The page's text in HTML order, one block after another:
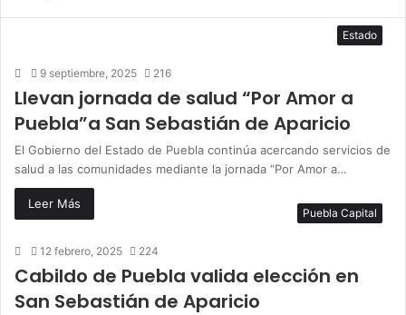
Estado
9 septiembre, 2025 216
Llevan jornada de salud “Por Amor a
Puebla”a San Sebastián de Aparicio
El Gobierno del Estado de Puebla continúa acercando servicios de
salud a las comunidades mediante la jornada “Por Amor a…
Leer Más
Puebla Capital
12 febrero, 2025 224
Cabildo de Puebla valida elección en
San Sebastián de Aparicio